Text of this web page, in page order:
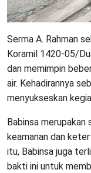
Serma A. Rahman
Koramil 1420-05/
dan memimpin
air. Kehadirannya
menyukseskan
Babinsa
keamanan dan
itu, Babinsa juga
bakti ini untuk